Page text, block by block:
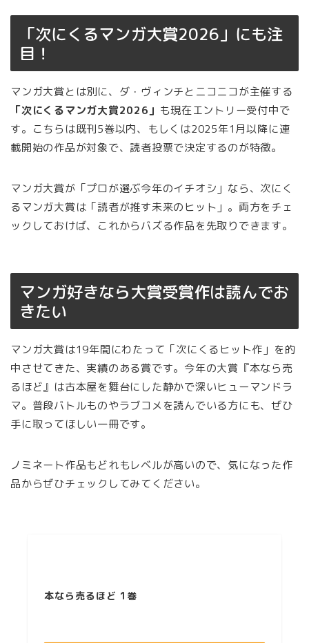
「次にくるマンガ大賞2026」にも注
目！
マンガ大賞とは別に、ダ・ヴィンチとニコニコが主催する
「次にくるマンガ大賞2026」 も現在エントリー受付中で
す。こちらは既刊5巻以内、もしくは2025年1月以降に連
載開始の作品が対象で、読者投票で決定するのが特徴。
マンガ大賞が「プロが選ぶ今年のイチオシ」なら、次にく
るマンガ大賞は「読者が推す未来のヒット」。両方をチェ
ックしておけば、これからバズる作品を先取りできます。
マンガ好きなら大賞受賞作は読んでお
きたい
マンガ大賞は19年間にわたって「次にくるヒット作」を的
中させてきた、実績のある賞です。今年の大賞『本なら売
るほど』は古本屋を舞台にした静かで深いヒューマンドラ
マ。普段バトルものやラブコメを読んでいる方にも、ぜひ
手に取ってほしい一冊です。
ノミネート作品もどれもレベルが高いので、気になった作
品からぜひチェックしてみてください。
本なら売るほど 1巻